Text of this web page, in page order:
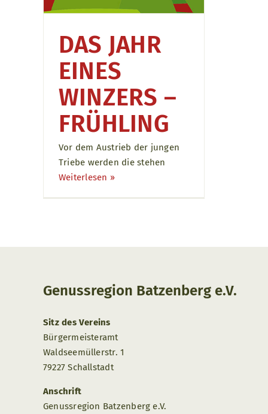
DAS JAHR
EINES
WINZERS –
FRÜHLING
Vor dem Austrieb der jungen
Triebe werden die stehen
Weiterlesen ››
Genussregion Batzenberg e.V.
Sitz des Vereins
Bürgermeisteramt
Waldseemüllerstr. 1
79227 Schallstadt
Anschrift
Genussregion Batzenberg e.V.